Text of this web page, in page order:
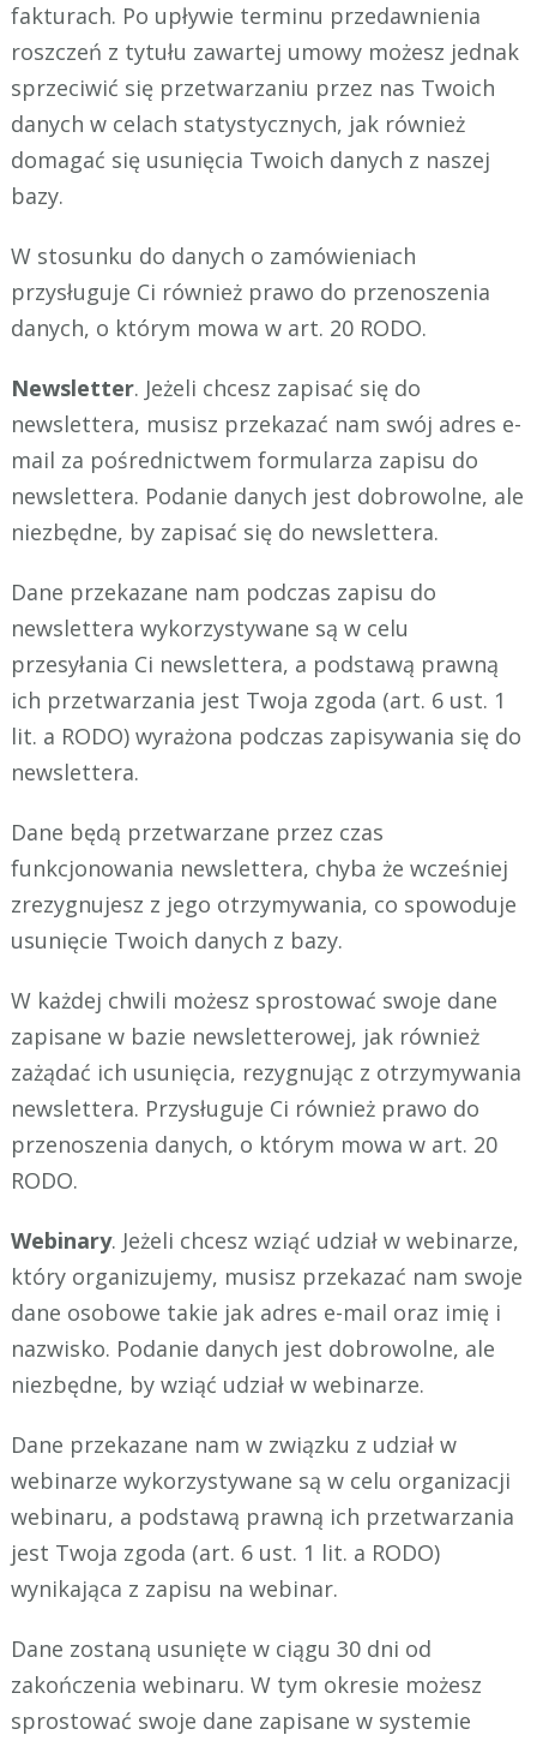
fakturach. Po upływie terminu przedawnienia
roszczeń z tytułu zawartej umowy możesz jednak
sprzeciwić się przetwarzaniu przez nas Twoich
danych w celach statystycznych, jak również
domagać się usunięcia Twoich danych z naszej
bazy.
W stosunku do danych o zamówieniach
przysługuje Ci również prawo do przenoszenia
danych, o którym mowa w art. 20 RODO.
Newsletter. Jeżeli chcesz zapisać się do
newslettera, musisz przekazać nam swój adres e-
mail za pośrednictwem formularza zapisu do
newslettera. Podanie danych jest dobrowolne, ale
niezbędne, by zapisać się do newslettera.
Dane przekazane nam podczas zapisu do
newslettera wykorzystywane są w celu
przesyłania Ci newslettera, a podstawą prawną
ich przetwarzania jest Twoja zgoda (art. 6 ust. 1
lit. a RODO) wyrażona podczas zapisywania się do
newslettera.
Dane będą przetwarzane przez czas
funkcjonowania newslettera, chyba że wcześniej
zrezygnujesz z jego otrzymywania, co spowoduje
usunięcie Twoich danych z bazy.
W każdej chwili możesz sprostować swoje dane
zapisane w bazie newsletterowej, jak również
zażądać ich usunięcia, rezygnując z otrzymywania
newslettera. Przysługuje Ci również prawo do
przenoszenia danych, o którym mowa w art. 20
RODO.
Webinary. Jeżeli chcesz wziąć udział w webinarze,
który organizujemy, musisz przekazać nam swoje
dane osobowe takie jak adres e-mail oraz imię i
nazwisko. Podanie danych jest dobrowolne, ale
niezbędne, by wziąć udział w webinarze.
Dane przekazane nam w związku z udział w
webinarze wykorzystywane są w celu organizacji
webinaru, a podstawą prawną ich przetwarzania
jest Twoja zgoda (art. 6 ust. 1 lit. a RODO)
wynikająca z zapisu na webinar.
Dane zostaną usunięte w ciągu 30 dni od
zakończenia webinaru. W tym okresie możesz
sprostować swoje dane zapisane w systemie